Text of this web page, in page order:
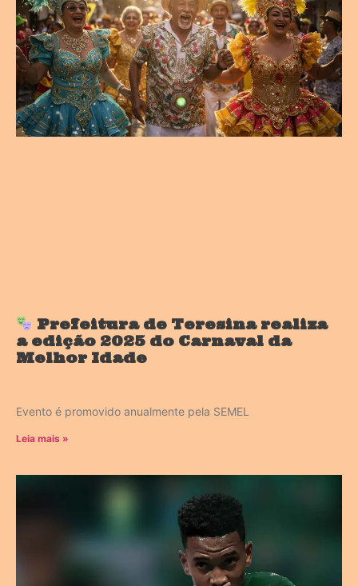
Prefeitura de Teresina realiza
a edição 2025 do Carnaval da
Melhor Idade
Evento é promovido anualmente pela SEMEL
Leia mais »